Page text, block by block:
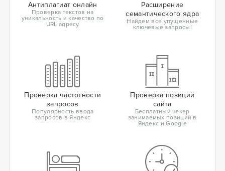
Антиплагиат онлайн
Проверка текстов на
уникальность и качество по
URL адресу
Расширение
семантического ядра
Найдем все упущенные
ключевые запросы!
Проверка частотности
запросов
Популярность ввода
запросов в Яндекс
Проверка позиций
сайта
Бесплатный чекер
занимаемых позиций в
Яндекс и Google